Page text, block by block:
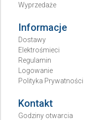
Wyprzedaże
Informacje
Dostawy
Elektrośmieci
Regulamin
Logowanie
Polityka Prywatności
Kontakt
Godziny otwarcia